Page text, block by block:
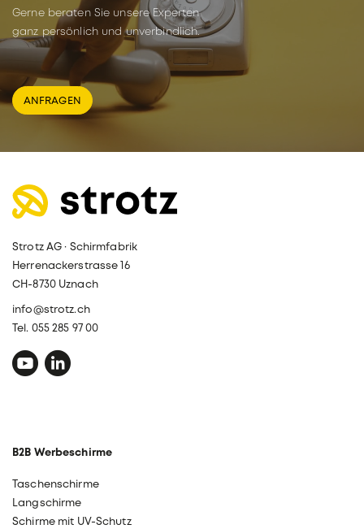
Gerne beraten Sie unsere Experten
ganz persönlich und unverbindlich.
ANFRAGEN
Strotz AG · Schirmfabrik
Herrenackerstrasse 16
CH-8730 Uznach
info@strotz.ch
Tel. 055 285 97 00
B2B Werbeschirme
Taschenschirme
Langschirme
Schirme mit UV-Schutz